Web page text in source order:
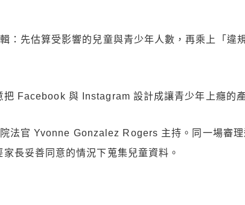
：先估算受影響的兒童與青少年人數，再乘上「違
Facebook 與 Instagram 設計成讓青少年上癮的
法官 Yvonne Gonzalez Rogers 主持。同一場審
長妥善同意的情況下蒐集兒童資料。